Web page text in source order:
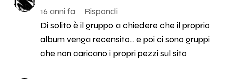
16 anni fa
Rispondi
Di solito è il gruppo a chiedere che il proprio
album venga recensito... e poi ci sono gruppi
che non caricano i propri pezzi sul sito